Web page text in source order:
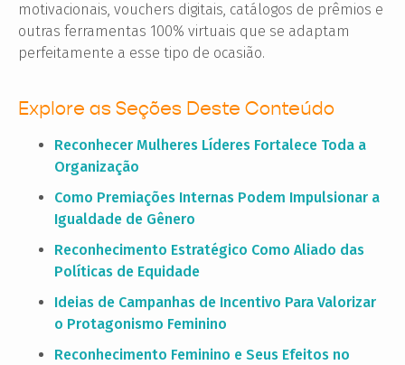
motivacionais, vouchers digitais, catálogos de prêmios e
outras ferramentas 100% virtuais que se adaptam
perfeitamente a esse tipo de ocasião.
Explore as Seções Deste Conteúdo
Reconhecer Mulheres Líderes Fortalece Toda a
Organização
Como Premiações Internas Podem Impulsionar a
Igualdade de Gênero
Reconhecimento Estratégico Como Aliado das
Políticas de Equidade
Ideias de Campanhas de Incentivo Para Valorizar
o Protagonismo Feminino
Reconhecimento Feminino e Seus Efeitos no